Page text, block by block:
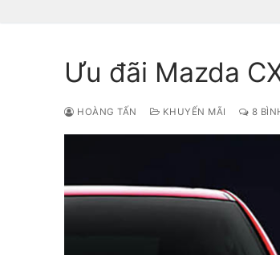
Ưu đãi Mazda
HOÀNG TẤN KHUYẾN MÃI 8